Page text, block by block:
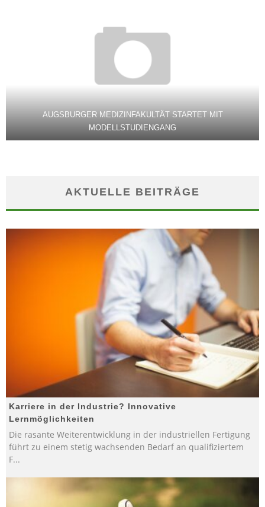
AUGSBURGER MEDIZINFAKULTÄT STARTET MIT
MODELLSTUDIENGANG
AKTUELLE BEITRÄGE
Karriere in der Industrie? Innovative
Lernmöglichkeiten
Die rasante Weiterentwicklung in der industriellen Fertigung
führt zu einem stetig wachsenden Bedarf an qualifiziertem
F...